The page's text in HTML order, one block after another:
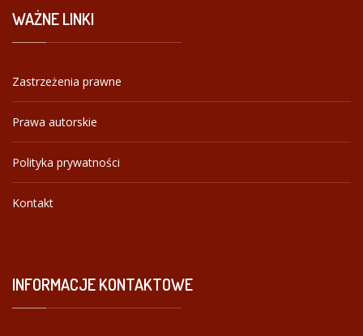
WAŻNELINKI
Zastrzeżenia prawne
Prawa autorskie
Polityka prywatności
Kontakt
INFORMACJEKONTAKTOWE